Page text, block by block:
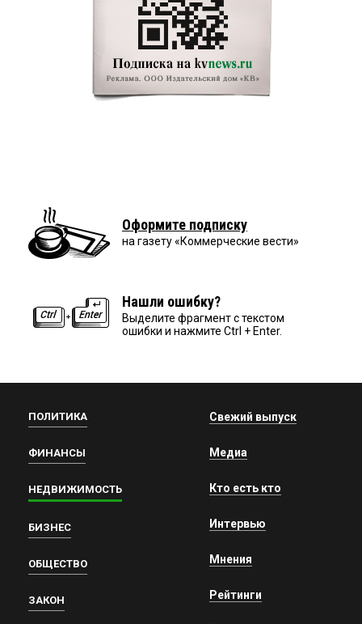
Оформите подписку
на газету «Коммерческие вести»
Нашли ошибку?
Выделите фрагмент с текстом
ошибки и нажмите Ctrl + Enter.
ПОЛИТИКА
ФИНАНСЫ
НЕДВИЖИМОСТЬ
БИЗНЕС
ОБЩЕСТВО
ЗАКОН
Свежий выпуск
Медиа
Кто есть кто
Интервью
Мнения
Рейтинги